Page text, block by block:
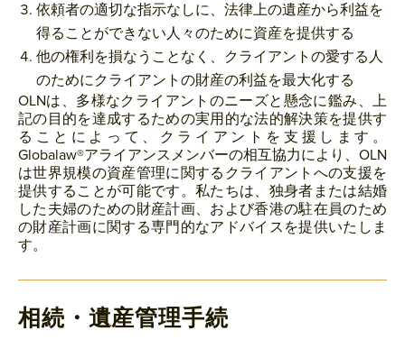
依頼者の適切な指示なしに、法律上の遺産から利益を
得ることができない人々のために資産を提供する
他の権利を損なうことなく、クライアントの愛する人
のためにクライアントの財産の利益を最大化する
OLNは、多様なクライアントのニーズと懸念に鑑み、上
記の目的を達成するための実用的な法的解決策を提供す
ることによって、クライアントを支援します。
Globalaw®アライアンスメンバーの相互協力により、OLN
は世界規模の資産管理に関するクライアントへの支援を
提供することが可能です。私たちは、独身者または結婚
した夫婦のための財産計画、および香港の駐在員のため
の財産計画に関する専門的なアドバイスを提供いたしま
す。
相続・遺産管理手続